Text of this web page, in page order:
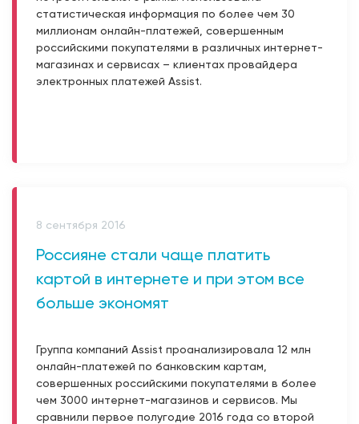
статистическая информация по более чем 30
миллионам онлайн-платежей, совершенным
российскими покупателями в различных интернет-
магазинах и сервисах – клиентах провайдера
электронных платежей Assist.
8 сентября 2016
Россияне стали чаще платить
картой в интернете и при этом все
больше экономят
Группа компаний Assist проанализировала 12 млн
онлайн-платежей по банковским картам,
совершенных российскими покупателями в более
чем 3000 интернет-магазинов и сервисов. Мы
сравнили первое полугодие 2016 года со второй